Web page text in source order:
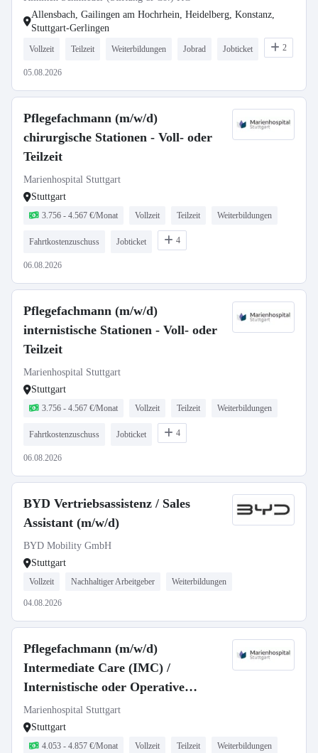
Allensbach, Gailingen am Hochrhein, Heidelberg, Konstanz,
Stuttgart-Gerlingen
Vollzeit Teilzeit Weiterbildungen Jobrad Jobticket 2
05.08.2026
Pflegefachmann (m/w/d)
chirurgische Stationen - Voll- oder
Teilzeit
Marienhospital Stuttgart
Stuttgart
3.756 - 4.567 €/Monat Vollzeit Teilzeit Weiterbildungen
Fahrtkostenzuschuss Jobticket 4
06.08.2026
Pflegefachmann (m/w/d)
internistische Stationen - Voll- oder
Teilzeit
Marienhospital Stuttgart
Stuttgart
3.756 - 4.567 €/Monat Vollzeit Teilzeit Weiterbildungen
Fahrtkostenzuschuss Jobticket 4
06.08.2026
BYD Vertriebsassistenz / Sales
Assistant (m/w/d)
BYD Mobility GmbH
Stuttgart
Vollzeit Nachhaltiger Arbeitgeber Weiterbildungen
04.08.2026
Pflegefachmann (m/w/d)
Intermediate Care (IMC) /
Internistische oder Operative
Intensivstation - Voll- oder Teilzeit
Marienhospital Stuttgart
Stuttgart
4.053 - 4.857 €/Monat Vollzeit Teilzeit Weiterbildungen